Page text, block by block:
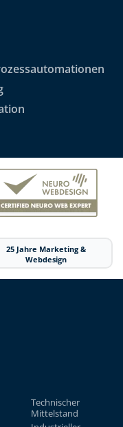
25 Jahre Marketing &
Webdesign
Technischer
Mittelstand